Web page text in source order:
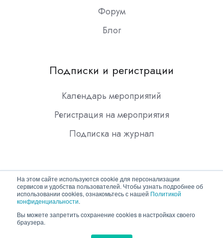
На этом сайте используются cookie для персонализации
сервисов и удобства пользователей. Чтобы узнать подробнее об
использовании cookies, ознакомьтесь с нашей Политикой
конфиденциальности.
Вы можете запретить сохранение cookies в настройках своего
браузера.
Форум
Блог
Подписки и регистрации
Календарь мероприятий
Регистрация на мероприятия
Подписка на журнал
Copyright © 2026 ООО "Гротек"
Политика конфиденциальности